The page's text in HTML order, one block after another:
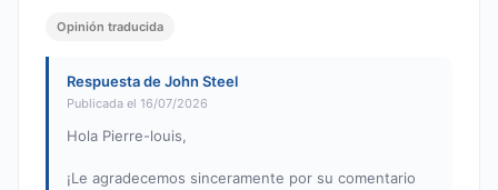
Opinión traducida
Respuesta de John Steel
Publicada el 16/07/2026
Hola Pierre-louis,
¡Le agradecemos sinceramente por su comentario